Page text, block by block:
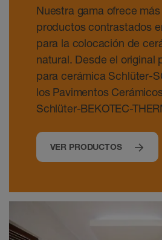
Nuestra gama ofrece
productos contrastados
para la colocación de
natural. Desde el original
para cerámica Schlüter-
los Pavimentos
Schlüter-BEKOTEC-
VER PRODUCTOS